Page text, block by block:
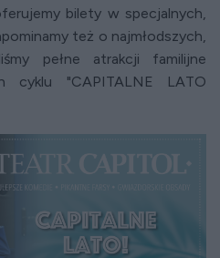
bilety w specjalnych,
też o najmłodszych,
my pełne atrakcji familijne
cyklu "CAPITALNE LATO